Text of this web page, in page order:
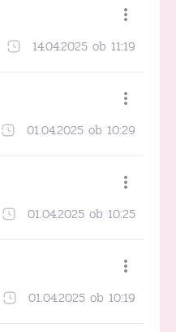
14.04.2025 ob 11:19
01.04.2025 ob 10:29
01.04.2025 ob 10:25
01.04.2025 ob 10:19